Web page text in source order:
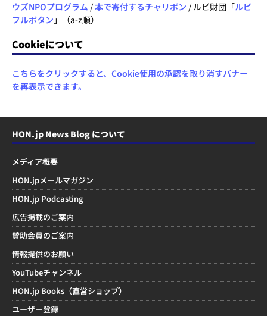
ウズNPOプログラム /本で寄付するチャリボン / ルビ財団「ルビ
フルボタン 」（a-z順）
Cookieについて
こちらをクリックすると、Cookie使用の承認を取り消すバナー
を再表示できます。
HON.jp News Blog について
メディア概要
HON.jpメールマガジン
HON.jp Podcasting
広告掲載のご案内
賛助会員のご案内
情報提供のお願い
YouTubeチャンネル
HON.jp Books（直営ショップ）
ユーザー登録